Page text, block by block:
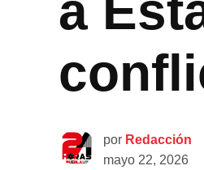
por Redacción
mayo 22, 2026